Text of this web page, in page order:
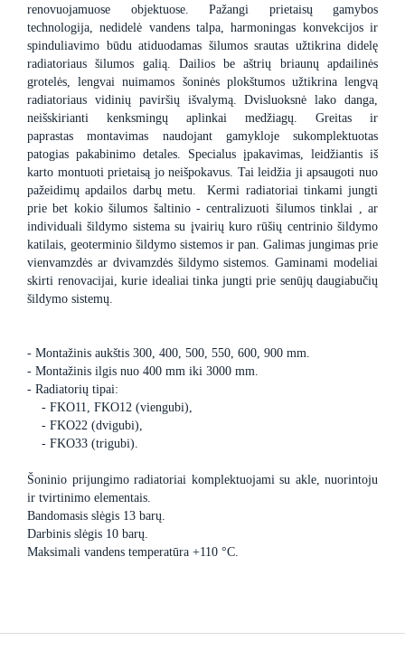
renovuojamuose objektuose. Pažangi prietaisų gamybos
technologija, nedidelė vandens talpa, harmoningas konvekcijos ir
spinduliavimo būdu atiduodamas šilumos srautas užtikrina didelę
radiatoriaus šilumos galią. Dailios be aštrių briaunų apdailinės
grotelės, lengvai nuimamos šoninės plokštumos užtikrina lengvą
radiatoriaus vidinių paviršių išvalymą. Dvisluoksnė lako danga,
neišskirianti kenksmingų aplinkai medžiagų. Greitas ir
paprastas montavimas naudojant gamykloje sukomplektuotas
patogias pakabinimo detales. Specialus įpakavimas, leidžiantis iš
karto montuoti prietaisą jo neišpokavus. Tai leidžia ji apsaugoti nuo
pažeidimų apdailos darbų metu. Kermi radiatoriai tinkami jungti
prie bet kokio šilumos šaltinio - centralizuoti šilumos tinklai , ar
individuali šildymo sistema su įvairių kuro rūšių centrinio šildymo
katilais, geoterminio šildymo sistemos ir pan. Galimas jungimas prie
vienvamzdės ar dvivamzdės šildymo sistemos. Gaminami modeliai
skirti renovacijai, kurie idealiai tinka jungti prie senūjų daugiabučių
šildymo sistemų.
- Montažinis aukštis 300, 400, 500, 550, 600, 900 mm.
- Montažinis ilgis nuo 400 mm iki 3000 mm.
- Radiatorių tipai:
- FKO11, FKO12 (viengubi),
- FKO22 (dvigubi),
- FKO33 (trigubi).
Šoninio prijungimo radiatoriai komplektuojami su akle, nuorintoju
ir tvirtinimo elementais.
Bandomasis slėgis 13 barų.
Darbinis slėgis 10 barų.
Maksimali vandens temperatūra +110 °C.